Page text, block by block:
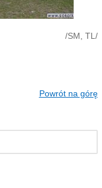
/SM, TL/
Powrót na górę